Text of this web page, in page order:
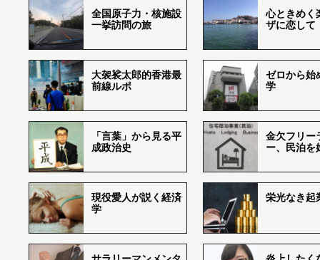
全国原子力・核施設
一挙訪問の旅
心ときめく
ザに恋して
大袈裟太郎的香港最
前線ルポ
ゼロから始
学
「言葉」から見る平
成政治史
金欠フリー
ー、民泊を
現役愛人が説く経済
学
栄光なき起